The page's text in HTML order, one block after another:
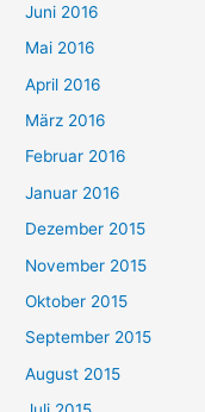
Juni 2016
Mai 2016
April 2016
März 2016
Februar 2016
Januar 2016
Dezember 2015
November 2015
Oktober 2015
September 2015
August 2015